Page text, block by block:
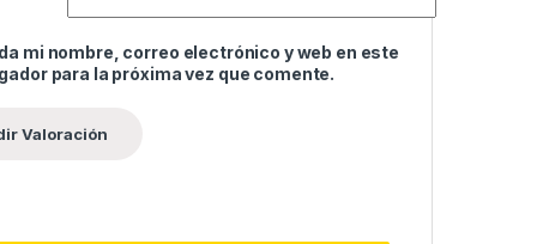
mi nombre, correo electrónico y web en este
para la próxima vez que comente.